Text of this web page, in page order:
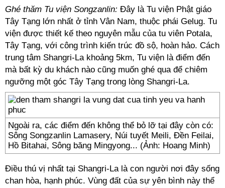
Ghé thăm Tu viện Songzanlin: Đây là Tu viện Phật giáo
Tây Tạng lớn nhất ở tỉnh Vân Nam, thuộc phái Gelug. Tu
viện được thiết kế theo nguyên mẫu của tu viên Potala,
Tây Tạng, với công trình kiến trúc đồ sộ, hoàn hảo. Cách
trung tâm Shangri-La khoảng 5km, Tu viện là điểm đến
mà bất kỳ du khách nào cũng muốn ghé qua để chiêm
ngưỡng một góc Tây Tạng trong lòng Shangri-La.
Ngoài ra, các điểm đến không thể bỏ lỡ tại đây còn có:
Sông Songzanlin Lamasery, Núi tuyết Meili, Đền Feilai,
Hồ Bitahai, Sông băng Mingyong... (Ảnh: Hoang Minh)
Điều thú vị nhất tại Shangri-La là con người nơi đây sống
chan hòa, hạnh phúc. Vùng đất của sự yên bình này thể